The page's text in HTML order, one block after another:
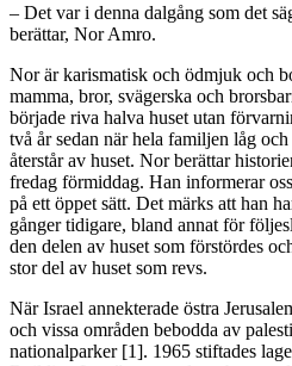
– Det var i denna dalgång som det
berättar, Nor Amro.
Nor är karismatisk och ödmjuk och
mamma, bror, svägerska och
började riva halva huset utan
två år sedan när hela familjen låg
återstår av huset. Nor berättar
fredag förmiddag. Han informerar
på ett öppet sätt. Det märks att han
gånger tidigare, bland annat för
den delen av huset som förstördes
stor del av huset som revs.
När Israel annekterade östra
och vissa områden bebodda av
nationalparker [1]. 1965 stiftades